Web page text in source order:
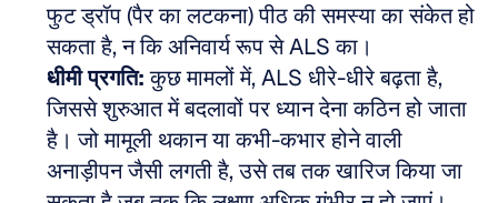
फुट ड्रॉप (पैर का लटकना) पीठ की समस्या का संकेत हो
सकता है, न कि अनिवार्य रूप से ALS का।
धीमी प्रगति: कुछ मामलों में, ALS धीरे-धीरे बढ़ता है,
जिससे शुरुआत में बदलावों पर ध्यान देना कठिन हो जाता
है। जो मामूली थकान या कभी-कभार होने वाली
अनाड़ीपन जैसी लगती है, उसे तब तक खारिज किया जा